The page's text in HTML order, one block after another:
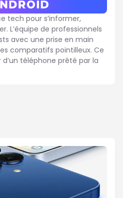
tech pour s’informer,
L’équipe de professionnels
avec une prise en main
comparatifs pointilleux. Ce
téléphone prêté par la